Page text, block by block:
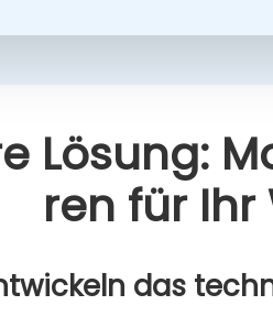
Lösung:
ren für
das